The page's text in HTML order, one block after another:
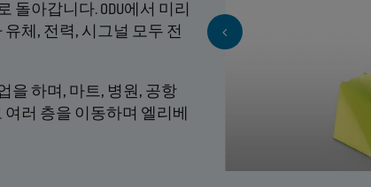
아갑니다. ODU에서 미리
체, 전력, 시그널 모두 전
을 하며, 마트, 병원, 공항
러 층을 이동하며 엘리베